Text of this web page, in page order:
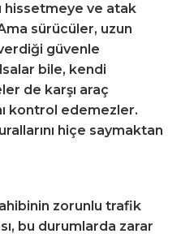
hissetmeye ve atak
sürücüler, uzun
güvenle
bile, kendi
de karşı araç
kontrol edemezler.
hiçe saymaktan
zorunlu trafik
bu durumlarda zarar